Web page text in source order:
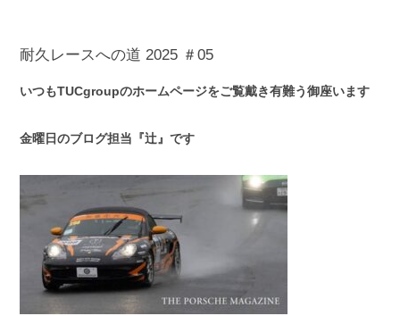
スタッフ紹介 お問い合わせ
特別作業 注文販売
買取無料査定
保険 TUCとは？
リクルート リンク
スタッフブログ
ホーム
耐久レースへの道 2025 ＃05
いつもTUCgroupのホームページをご覧戴き有難う御座います
金曜日のブログ担当『辻』です